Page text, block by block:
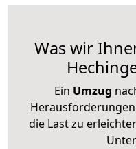
Was wir
Ein Umzug
die Last zu